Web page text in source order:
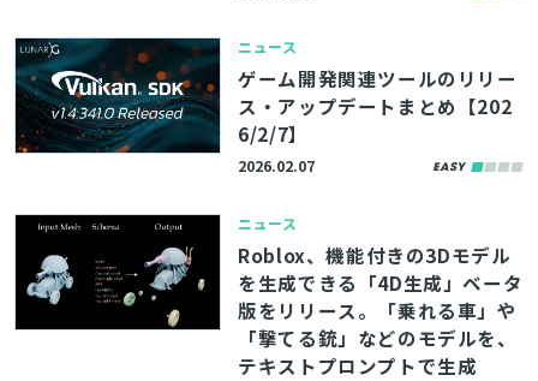
ニュース
ゲーム開発関連ツールのリリー
ス・アップデートまとめ【202
6/2/7】
2026.02.07
ニュース
Roblox、機能付きの3Dモデル
を生成できる「4D生成」ベータ
版をリリース。「乗れる車」や
「撃てる銃」などのモデルを、
テキストプロンプトで生成